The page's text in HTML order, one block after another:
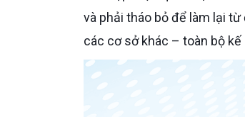
và phải tháo bỏ để làm lại
các cơ sở khác – toàn bộ